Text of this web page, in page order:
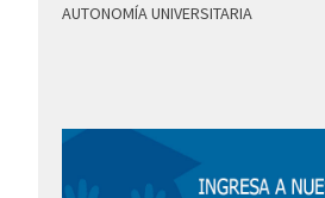
AUTONOMÍA UNIVERSITARIA